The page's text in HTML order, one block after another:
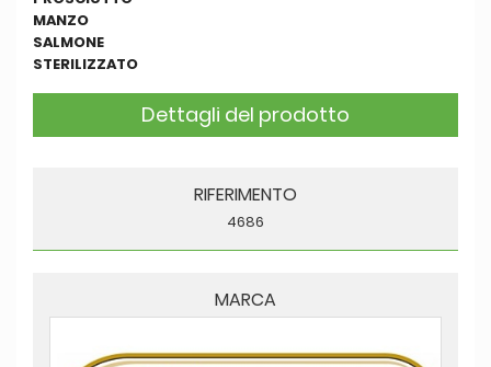
MANZO
SALMONE
STERILIZZATO
Dettagli del prodotto
RIFERIMENTO
4686
MARCA